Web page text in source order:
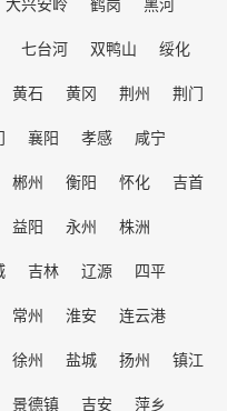
七台河 双鸭山
绥化
黄石 黄冈 荆州
荆门
襄阳 孝感
咸宁
郴州 衡阳 怀化
吉首
益阳 永州
株洲
吉林 辽源
四平
常州 淮安
连云港
徐州 盐城 扬州
镇江
景德镇 吉安
萍乡